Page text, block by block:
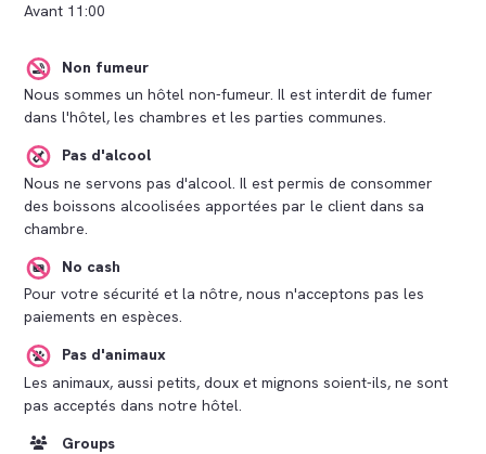
Avant 11:00
Non fumeur
Nous sommes un hôtel non-fumeur. Il est interdit de fumer
dans l'hôtel, les chambres et les parties communes.
Pas d'alcool
Nous ne servons pas d'alcool. Il est permis de consommer
des boissons alcoolisées apportées par le client dans sa
chambre.
No cash
Pour votre sécurité et la nôtre, nous n'acceptons pas les
paiements en espèces.
Pas d'animaux
Les animaux, aussi petits, doux et mignons soient-ils, ne sont
pas acceptés dans notre hôtel.
Groups